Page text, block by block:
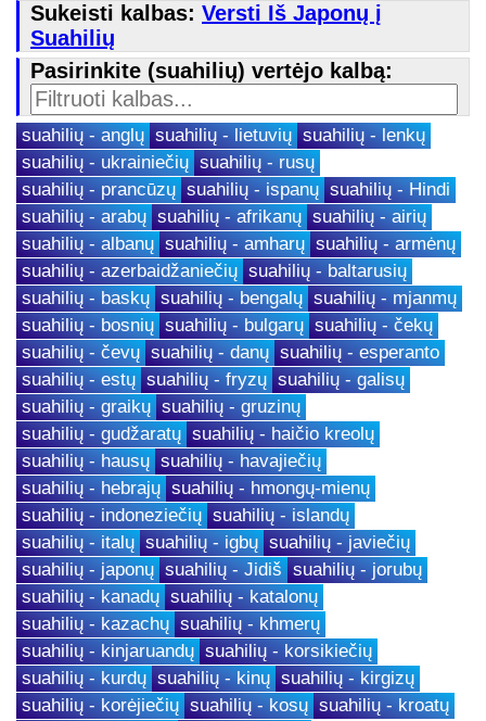
Sukeisti kalbas: Versti Iš Japonų į
Suahilių
Pasirinkite (suahilių) vertėjo kalbą:
suahilių - anglų suahilių - lietuvių suahilių - lenkų
suahilių - ukrainiečių suahilių - rusų
suahilių - prancūzų suahilių - ispanų suahilių - Hindi
suahilių - arabų suahilių - afrikanų suahilių - airių
suahilių - albanų suahilių - amharų suahilių - armėnų
suahilių - azerbaidžaniečių suahilių - baltarusių
suahilių - baskų suahilių - bengalų suahilių - mjanmų
suahilių - bosnių suahilių - bulgarų suahilių - čekų
suahilių - čevų suahilių - danų suahilių - esperanto
suahilių - estų suahilių - fryzų suahilių - galisų
suahilių - graikų suahilių - gruzinų
suahilių - gudžaratų suahilių - haičio kreolų
suahilių - hausų suahilių - havajiečių
suahilių - hebrajų suahilių - hmongų-mienų
suahilių - indoneziečių suahilių - islandų
suahilių - italų suahilių - igbų suahilių - javiečių
suahilių - japonų suahilių - Jidiš suahilių - jorubų
suahilių - kanadų suahilių - katalonų
suahilių - kazachų suahilių - khmerų
suahilių - kinjaruandų suahilių - korsikiečių
suahilių - kurdų suahilių - kinų suahilių - kirgizų
suahilių - korėjiečių suahilių - kosų suahilių - kroatų